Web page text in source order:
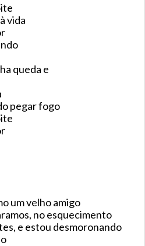
vida
queda e
pegar fogo
um velho amigo
no esquecimento
e estou desmoronando